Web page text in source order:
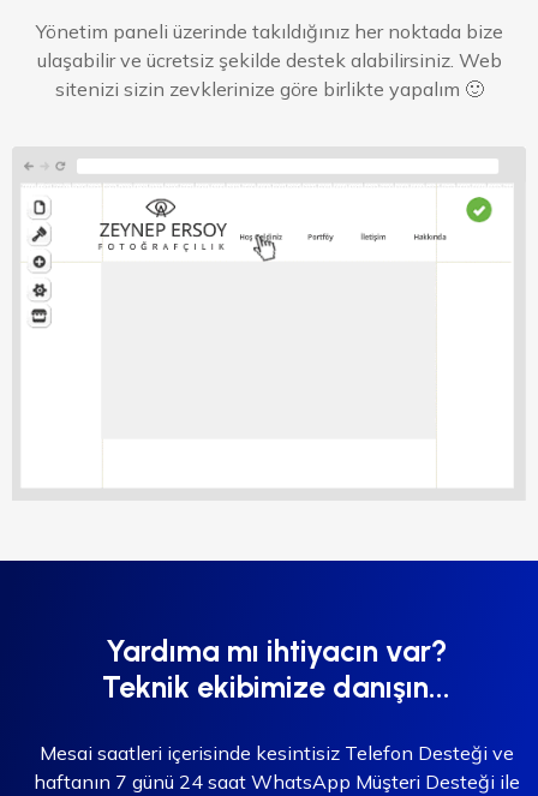
Yönetim paneli üzerinde takıldığınız her noktada bize
ulaşabilir ve ücretsiz şekilde destek alabilirsiniz. Web
sitenizi sizin zevklerinize göre birlikte yapalım 🙂
Yardıma mı ihtiyacın var?
Teknik ekibimize danışın...
Mesai saatleri içerisinde kesintisiz Telefon Desteği ve
haftanın 7 günü 24 saat WhatsApp Müşteri Desteği ile